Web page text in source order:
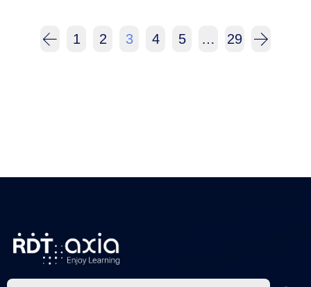
Posts
1 2 3 4 5 … 29